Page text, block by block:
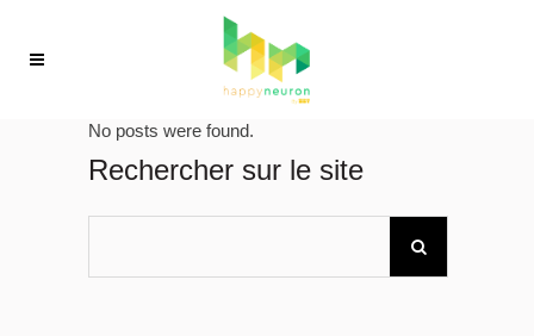
No posts were found.
Rechercher sur le site